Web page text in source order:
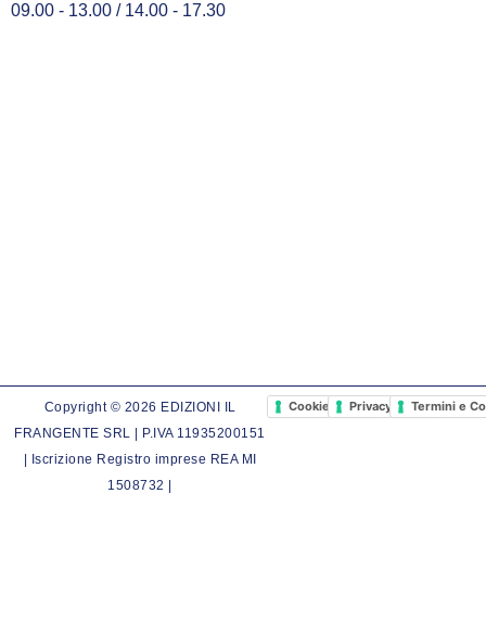
09.00 - 13.00 / 14.00 - 17.30
Copyright © 2026 EDIZIONI IL
FRANGENTE SRL | P.IVA 11935200151
| Iscrizione Registro imprese REA MI
1508732 |
Cookie PolicyPrivacy PolicyTermini e